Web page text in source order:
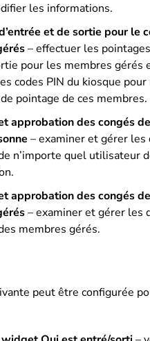
les informations.
et de sortie pour le
– effectuer les pointages
pour les membres gérés
codes PIN du kiosque
pointage de ces membres.
approbation des congés
– examiner et gérer les
n’importe quel utilisateur
approbation des congés
– examiner et gérer les
membres gérés.
peut être configurée